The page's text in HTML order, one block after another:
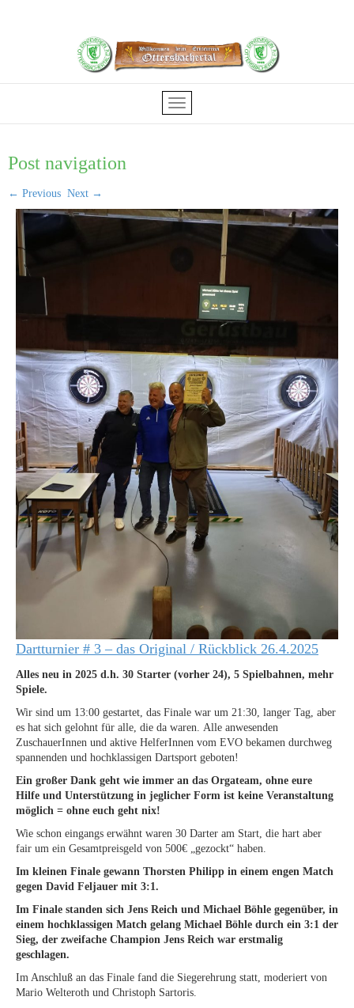
Post navigation
← Previous Next →
Dartturnier # 3 – das Original / Rückblick 26.4.2025
Alles neu in 2025 d.h. 30 Starter (vorher 24), 5 Spielbahnen, mehr
Spiele.
Wir sind um 13:00 gestartet, das Finale war um 21:30, langer Tag, aber
es hat sich gelohnt für alle, die da waren. Alle anwesenden
ZuschauerInnen und aktive HelferInnen vom EVO bekamen durchweg
spannenden und hochklassigen Dartsport geboten!
Ein großer Dank geht wie immer an das Orgateam, ohne eure
Hilfe und Unterstützung in jeglicher Form ist keine Veranstaltung
möglich = ohne euch geht nix!
Wie schon eingangs erwähnt waren 30 Darter am Start, die hart aber
fair um ein Gesamtpreisgeld von 500€ „gezockt“ haben.
Im kleinen Finale gewann Thorsten Philipp in einem engen Match
gegen David Feljauer mit 3:1.
Im Finale standen sich Jens Reich und Michael Böhle gegenüber, in
einem hochklassigen Match gelang Michael Böhle durch ein 3:1 der
Sieg, der zweifache Champion Jens Reich war erstmalig
geschlagen.
Im Anschluß an das Finale fand die Siegerehrung statt, moderiert von
Mario Welteroth und Christoph Sartoris.